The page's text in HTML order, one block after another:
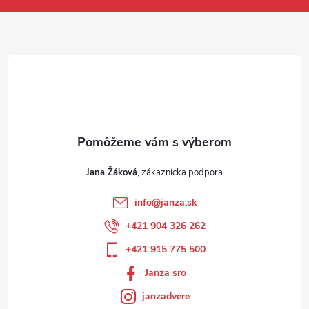
Jana Žáková
info@janza.sk
+421 904 326 262
+421 915 775 500
Janza sro
janzadvere